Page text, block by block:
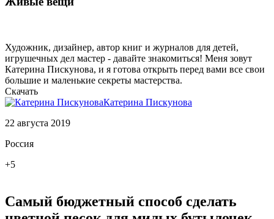
Художник, дизайнер, автор книг и журналов для детей,
игрушечных дел мастер - давайте знакомиться! Меня зовут
Катерина Пискунова, и я готова открыть перед вами все свои
большие и маленькие секреты мастерства.
Скачать
Катерина Пискунова
22 августа 2019
Россия
+5
Самый бюджетный способ сделать